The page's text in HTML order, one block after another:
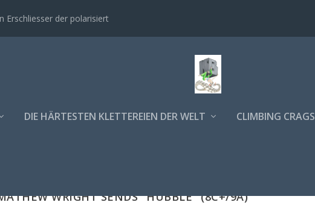
Erschliesser der polarisiert
DIE HÄRTESTEN KLETTEREIEN DER WELT CLIMBING CRAGS
WRIGHT SENDS "HUBBLE" (8C+/9A)